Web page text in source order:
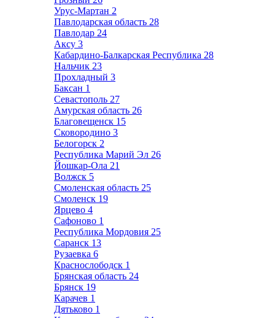
Урус-Мартан 2
Павлодарская область 28
Павлодар 24
Аксу 3
Кабардино-Балкарская Республика 28
Нальчик 23
Прохладный 3
Баксан 1
Севастополь 27
Амурская область 26
Благовещенск 15
Сковородино 3
Белогорск 2
Республика Марий Эл 26
Йошкар-Ола 21
Волжск 5
Смоленская область 25
Смоленск 19
Ярцево 4
Сафоново 1
Республика Мордовия 25
Саранск 13
Рузаевка 6
Краснослободск 1
Брянская область 24
Брянск 19
Карачев 1
Дятьково 1